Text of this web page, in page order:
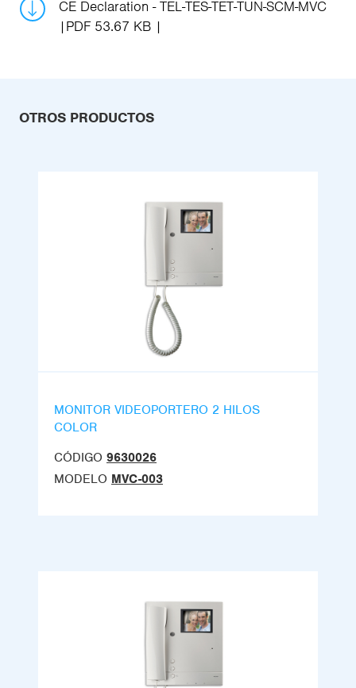
CE Declaration - TEL-TES-TET-TUN-SCM-MVC
PDF 53.67 KB
OTROS PRODUCTOS
MONITOR VIDEOPORTERO 2 HILOS
COLOR
CÓDIGO 9630026
MODELO MVC-003